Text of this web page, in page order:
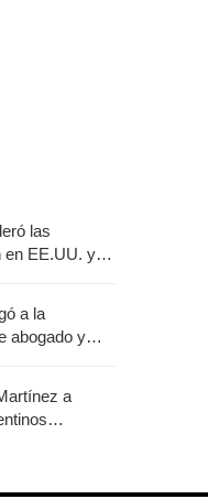
las
en EE.UU. y
a la
abogado y
a